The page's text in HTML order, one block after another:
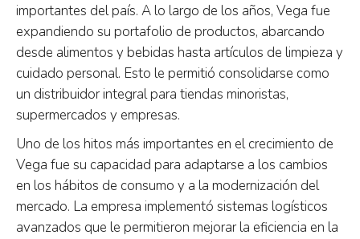
importantes del país. A lo largo de los años, Vega fue
expandiendo su portafolio de productos, abarcando
desde alimentos y bebidas hasta artículos de limpieza y
cuidado personal. Esto le permitió consolidarse como
un distribuidor integral para tiendas minoristas,
supermercados y empresas.
Uno de los hitos más importantes en el crecimiento de
Vega fue su capacidad para adaptarse a los cambios
en los hábitos de consumo y a la modernización del
mercado. La empresa implementó sistemas logísticos
avanzados que le permitieron mejorar la eficiencia en la